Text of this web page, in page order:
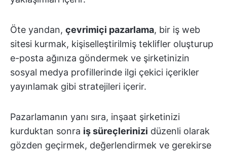
Öte yandan, çevrimiçi pazarlama, bir iş web
sitesi kurmak, kişiselleştirilmiş teklifler oluşturup
e-posta ağınıza göndermek ve şirketinizin
sosyal medya profillerinde ilgi çekici içerikler
yayınlamak gibi stratejileri içerir.
Pazarlamanın yanı sıra, inşaat şirketinizi
kurduktan sonra iş süreçlerinizi düzenli olarak
gözden geçirmek, değerlendirmek ve gerekirse